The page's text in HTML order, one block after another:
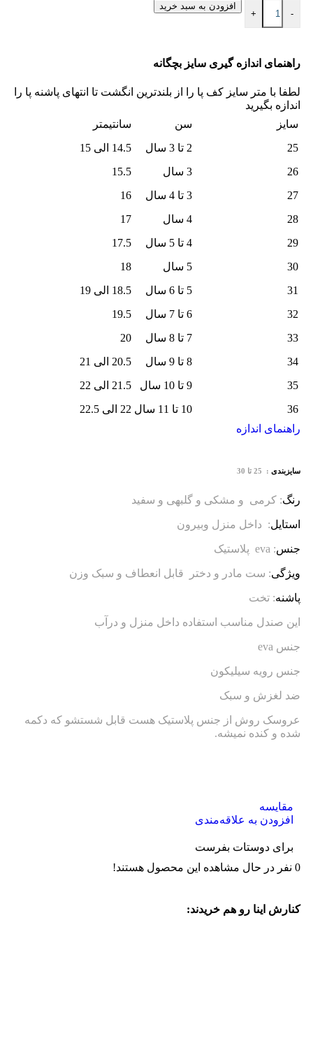
-
+
افزودن به سبد خرید
راهنمای اندازه گیری سایز بچگانه
لطفا با متر سایز کف پا را از بلندترین انگشت تا انتهای پاشنه پا را
اندازه بگیرید
سایز
سن
سانتیمتر
25
2 تا 3 سال
14.5 الی 15
26
3 سال
15.5
27
3 تا 4 سال
16
28
4 سال
17
29
4 تا 5 سال
17.5
30
5 سال
18
31
5 تا 6 سال
18.5 الی 19
32
6 تا 7 سال
19.5
33
7 تا 8 سال
20
34
8 تا 9 سال
20.5 الی 21
35
9 تا 10 سال
21.5 الی 22
36
10 تا 11 سال
22 الی 22.5
راهنمای اندازه
سایزبندی : 25 تا 30
رنگ: کرمی و مشکی و گلبهی و سفید
استایل: داخل منزل وبیرون
جنس: eva پلاستیک
ویژگی: ست مادر و دختر قابل انعطاف و سبک وزن
پاشنه: تخت
این صندل مناسب استفاده داخل منزل و درآب
جنس eva
جنس رویه سیلیکون
ضد لغزش و سبک
عروسک روش از جنس پلاستیک هست قابل شستشو که دکمه
شده و کنده نمیشه.
مقایسه
افزودن به علاقه‌مندی
برای دوستات بفرست
0 نفر در حال مشاهده این محصول هستند!
کنارش اینا رو هم خریدند: